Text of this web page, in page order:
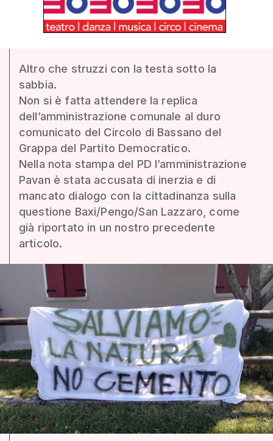
Altro che struzzi con la testa sotto la
sabbia.
Non si è fatta attendere la replica
dell’amministrazione comunale al duro
comunicato del Circolo di Bassano del
Grappa del Partito Democratico.
Nella nota stampa del PD l’amministrazione
Pavan è stata accusata di inerzia e di
mancato dialogo con la cittadinanza sulla
questione Baxi/Pengo/San Lazzaro, come
già riportato in un nostro precedente
articolo.